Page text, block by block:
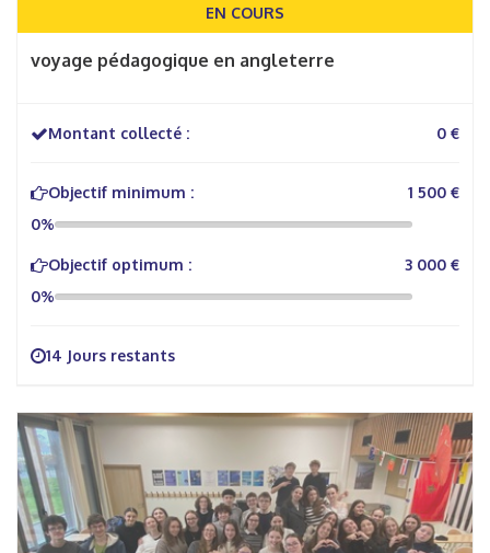
EN COURS
voyage pédagogique en angleterre
Montant collecté : 0 €
Objectif minimum :
1 500 €
0%
Objectif optimum :
3 000 €
0%
14 Jours restants